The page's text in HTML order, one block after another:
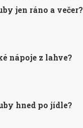
jen ráno a večer?
nápoje z lahve?
hned po jídle?